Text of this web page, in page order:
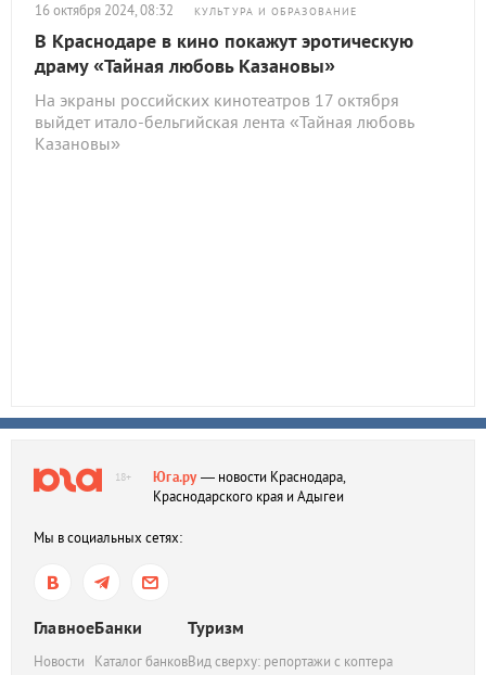
16 октября 2024, 08:32 КУЛЬТУРА И ОБРАЗОВАНИЕ
В Краснодаре в кино покажут эротическую
драму «Тайная любовь Казановы»
На экраны российских кинотеатров 17 октября
выйдет итало-бельгийская лента «Тайная любовь
Казановы»
18+ Юга.ру— новости Краснодара,
Краснодарского края и Адыгеи
Мы в социальных сетях:
Главное
Новости
Банки
Каталог банков
Туризм
Вид сверху: репортажи с коптера